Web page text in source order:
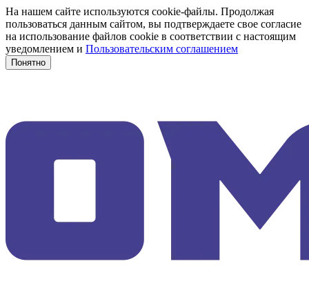
На нашем сайте используются cookie-файлы. Продолжая
пользоваться данным сайтом, вы подтверждаете свое согласие
на использование файлов cookie в соответствии с настоящим
уведомлением и Пользовательским соглашением
Понятно